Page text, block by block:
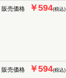
販売価格 ￥594(税込)
販売価格 ￥594(税込)